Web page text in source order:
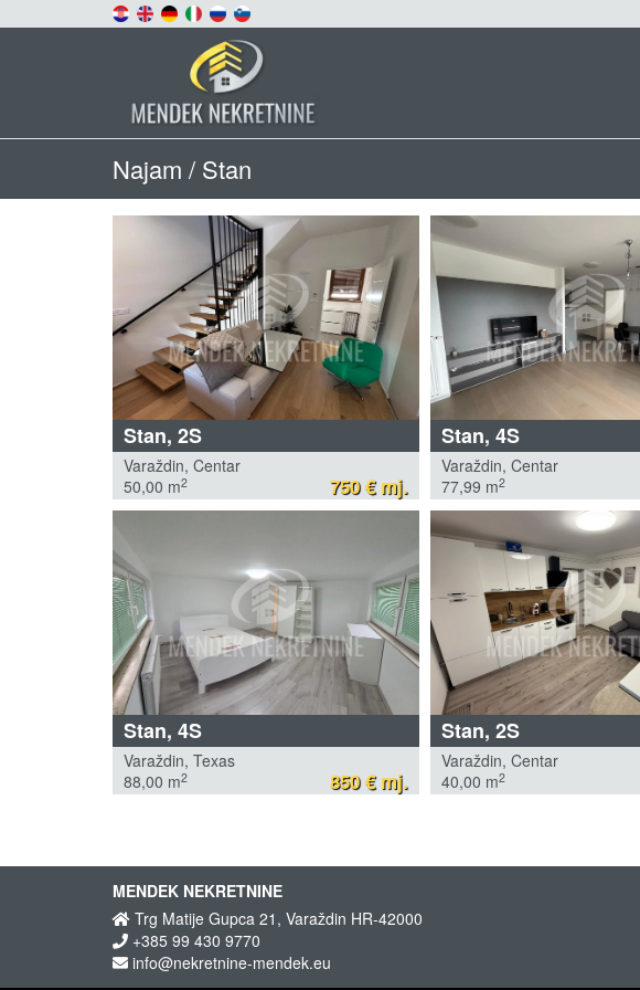
Najam / Stan
Stan, 2S
Varaždin, Centar
50,00 m2 750 € mj.
Stan, 4S
Varaždin, Centar
77,99 m2
Stan, 4S
Varaždin, Texas
88,00 m2 850 € mj.
Stan, 2S
Varaždin, Centar
40,00 m2
MENDEK NEKRETNINE
Trg Matije Gupca 21, Varaždin HR-42000
+385 99 430 9770
info@nekretnine-mendek.eu